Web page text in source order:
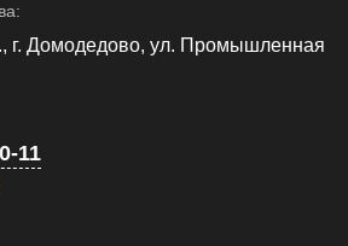
г. Домодедово, ул. Промышленная
11